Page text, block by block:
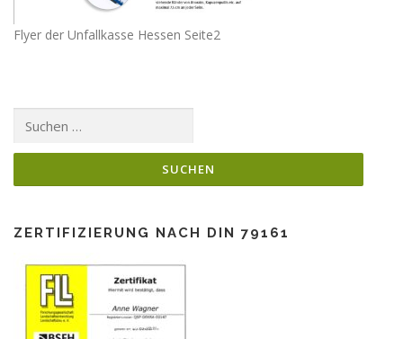
Flyer der Unfallkasse Hessen Seite2
Suchen
ZERTIFIZIERUNG NACH DIN 79161